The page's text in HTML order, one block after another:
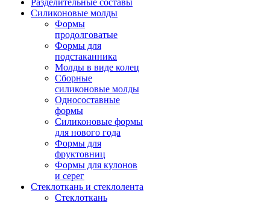
Разделительные составы
Силиконовые молды
Формы
продолговатые
Формы для
подстаканника
Молды в виде колец
Сборные
силиконовые молды
Односоставные
формы
Силиконовые формы
для нового года
Формы для
фруктовниц
Формы для кулонов
и серег
Стеклоткань и стеклолента
Стеклоткань